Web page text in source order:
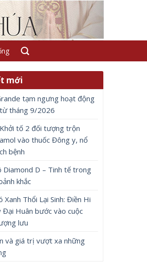
mới
tạm ngưng hoạt động
tháng 9/2026
tố 2 đối tượng trộn
vào thuốc Đông y, nổ
bệnh
Diamond D – Tinh tế trong
khắc
Xanh Thổi Lại Sinh: Điền Hi
Đại Huân bước vào cuộc
lưu
và giá trị vượt xa những